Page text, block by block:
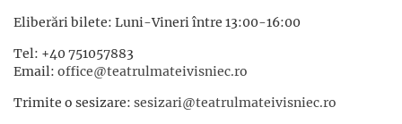
Eliberări bilete: Luni-Vineri între 13:00-16:00
Tel: +40 751057883
Email: office@teatrulmateivisniec.ro
Trimite o sesizare: sesizari@teatrulmateivisniec.ro